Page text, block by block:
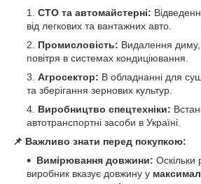
СТО та автомайстерні:
від легкових та вантажних авто.
Промисловість: Видалення диму,
повітря в системах кондиціювання.
Агросектор: В обладнанні для
та зберігання зернових культур.
Виробництво спецтехніки:
автотранспортні засоби в Україні.
📌 Важливо знати перед покупкою:
Вимірювання довжини: Оскільки
виробник вказує довжину у